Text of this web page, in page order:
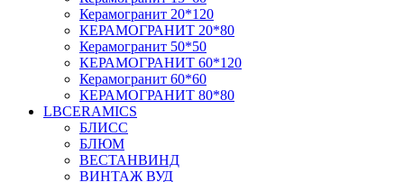
Керамогранит 20*120
КЕРАМОГРАНИТ 20*80
Керамогранит 50*50
КЕРАМОГРАНИТ 60*120
Керамогранит 60*60
КЕРАМОГРАНИТ 80*80
LBCERAMICS
БЛИСС
БЛЮМ
ВЕСТАНВИНД
ВИНТАЖ ВУД